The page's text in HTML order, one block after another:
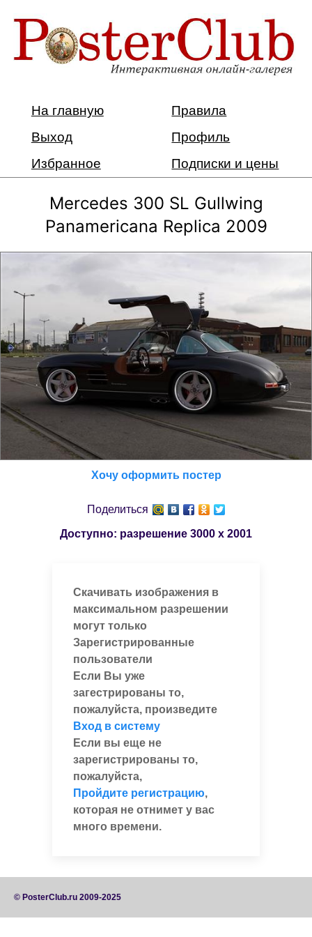
На главную
Правила
Выход
Профиль
Избранное
Подписки и цены
Mercedes 300 SL Gullwing
Panamericana Replica 2009
Хочу оформить постер
Поделиться
Доступно: разрешение 3000 x 2001
Скачивать изображения в
максимальном разрешении
могут только
Зарегистрированные
пользователи
Если Вы уже
загестрированы то,
пожалуйста, произведите
Вход в систему
Если вы еще не
зарегистрированы то,
пожалуйста,
Пройдите регистрацию,
которая не отнимет у вас
много времени.
© PosterClub.ru 2009-2025